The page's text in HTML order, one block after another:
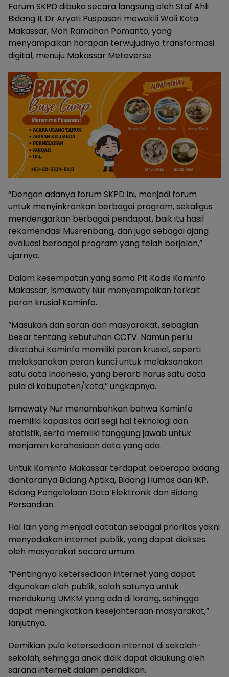
Forum SKPD dibuka secara langsung oleh Staf Ahli
Bidang II, Dr Aryati Puspasari mewakili Wali Kota
Makassar, Moh Ramdhan Pomanto, yang
menyampaikan harapan terwujudnya transformasi
digital, menuju Makassar Metaverse.
“Dengan adanya forum SKPD ini, menjadi forum
untuk menyinkronkan berbagai program, sekaligus
mendengarkan berbagai pendapat, baik itu hasil
rekomendasi Musrenbang, dan juga sebagai ajang
evaluasi berbagai program yang telah berjalan,”
ujarnya.
Dalam kesempatan yang sama Plt Kadis Kominfo
Makassar, Ismawaty Nur menyampaikan terkait
peran krusial Kominfo.
“Masukan dan saran dari masyarakat, sebagian
besar tentang kebutuhan CCTV. Namun perlu
diketahui Kominfo memiliki peran krusial, seperti
melaksanakan peran kunci untuk melaksanakan
satu data Indonesia, yang berarti harus satu data
pula di kabupaten/kota,” ungkapnya.
Ismawaty Nur menambahkan bahwa Kominfo
memiliki kapasitas dari segi hal teknologi dan
statistik, serta memiliki tanggung jawab untuk
menjamin kerahasiaan data yang ada.
Untuk Kominfo Makassar terdapat beberapa bidang
diantaranya Bidang Aptika, Bidang Humas dan IKP,
Bidang Pengelolaan Data Elektronik dan Bidang
Persandian.
Hal lain yang menjadi catatan sebagai prioritas yakni
menyediakan internet publik, yang dapat diakses
oleh masyarakat secara umum.
“Pentingnya ketersediaan internet yang dapat
digunakan oleh publik, salah satunya untuk
mendukung UMKM yang ada di lorong, sehingga
dapat meningkatkan kesejahteraan masyarakat,”
lanjutnya.
Demikian pula ketersediaan internet di sekolah-
sekolah, sehingga anak didik dapat didukung oleh
sarana internet dalam pendidikan.